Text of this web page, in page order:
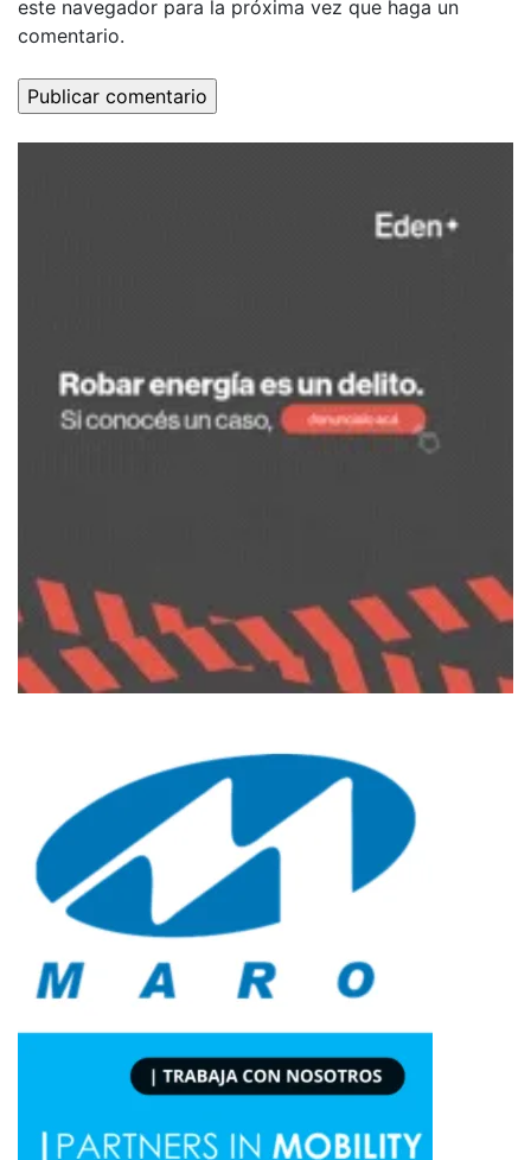
este navegador para la próxima vez que haga un
comentario.